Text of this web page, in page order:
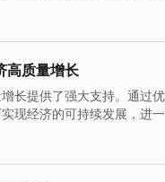
高质量增长
长提供了强大支持。通过
现经济的可持续发展，进